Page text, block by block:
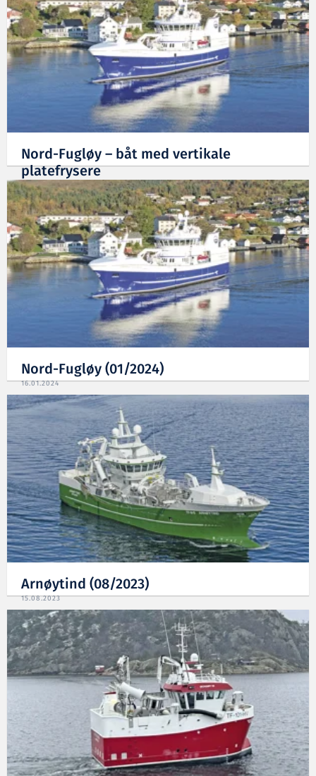
Nord-Fugløy – båt med vertikale
platefrysere
16.01.2024
Nord-Fugløy (01/2024)
16.01.2024
Arnøytind (08/2023)
15.08.2023